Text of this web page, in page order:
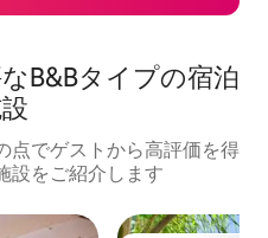
B&Bタイプの宿泊
点でゲストから高評価を得
設をご紹介します